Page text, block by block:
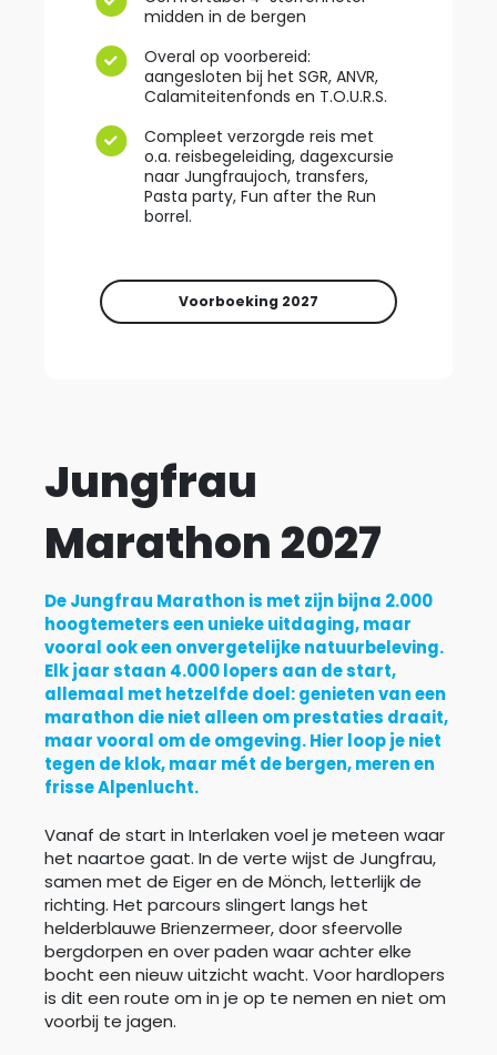
midden in de bergen
Overal op voorbereid:
aangesloten bij het SGR, ANVR,
Calamiteitenfonds en T.O.U.R.S.
Compleet verzorgde reis met
o.a. reisbegeleiding, dagexcursie
naar Jungfraujoch, transfers,
Pasta party, Fun after the Run
borrel.
Voorboeking 2027
Jungfrau
Marathon 2027
De Jungfrau Marathon is met zijn bijna 2.000
hoogtemeters een unieke uitdaging, maar
vooral ook een onvergetelijke natuurbeleving.
Elk jaar staan 4.000 lopers aan de start,
allemaal met hetzelfde doel: genieten van een
marathon die niet alleen om prestaties draait,
maar vooral om de omgeving. Hier loop je niet
tegen de klok, maar mét de bergen, meren en
frisse Alpenlucht.
Vanaf de start in Interlaken voel je meteen waar
het naartoe gaat. In de verte wijst de Jungfrau,
samen met de Eiger en de Mönch, letterlijk de
richting. Het parcours slingert langs het
helderblauwe Brienzermeer, door sfeervolle
bergdorpen en over paden waar achter elke
bocht een nieuw uitzicht wacht. Voor hardlopers
is dit een route om in je op te nemen en niet om
voorbij te jagen.